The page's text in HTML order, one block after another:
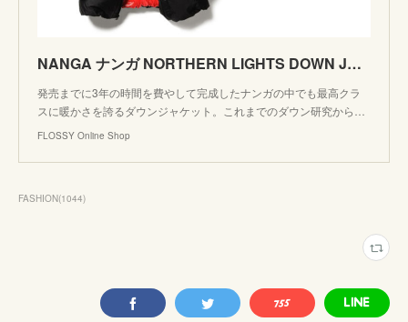
NANGA ナンガ NORTHERN LIGHTS DOWN JACKET ノーザンライトダウンジャケット スパニッシュダックダウン MadeinJAPAN 日本製 アウトドア NW2341-1C55
発売までに3年の時間を費やして完成したナンガの中でも最高クラ
スに暖かさを誇るダウンジャケット。これまでのダウン研究から…
FLOSSY Online Shop
FASHION(1044)